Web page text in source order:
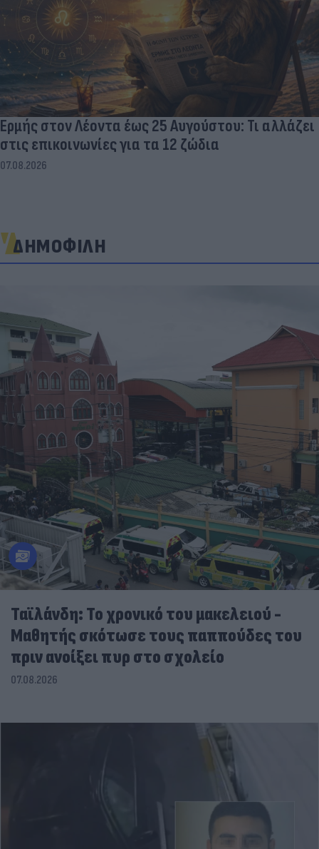
Ερμής στον Λέοντα έως 25 Αυγούστου: Τι αλλάζει
στις επικοινωνίες για τα 12 ζώδια
07.08.2026
ΔΗΜΟΦΙΛΗ
Ταϊλάνδη: Το χρονικό του μακελειού -
Μαθητής σκότωσε τους παππούδες του
πριν ανοίξει πυρ στο σχολείο
07.08.2026